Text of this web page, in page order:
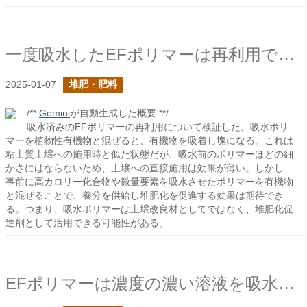
一度吸水したEFポリマーは再利用できるのか？
2025-01-07 堆肥・肥料
/** Geminiが自動生成した概要 **/
吸水済みのEFポリマーの再利用について検証した。吸水ポリ
マーを植物性有機物と混ぜると、有機物を吸着し塊になる。これは
粘土質土壌への施用時と似た状態だが、吸水前のポリマーほどの細
かさにはならないため、土壌への直接施用は効果が薄い。しかし、
事前に高カロリー化合物や微量要素を吸水させたポリマーを有機物
と混ぜることで、養分を供給し堆肥化を促進する効果は期待でき
る。つまり、吸水ポリマーは土壌改良材としてではなく、堆肥化促
進剤として活用できる可能性がある。
EFポリマーは濃度の濃い溶液を吸水できるか？